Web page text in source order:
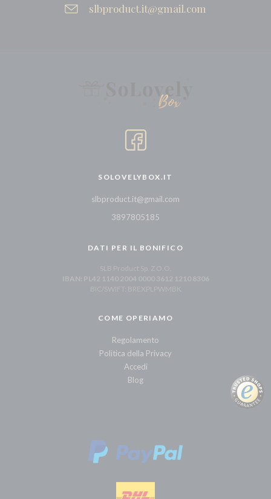
slbproduct.it@gmail.com
SOLOVELYBOX.IT
slbproduct.it@gmail.com
3897805185
DATI PER IL BONIFICO
SLB Product Sp. Z O.O.
IBAN: PL42 1140 2004 0000 3612 1210 8306
BIC/SWIFT: BREXPLPWMBK
COME OPERIAMO
Regolamento
Politica della Privacy
Accedi
Blog